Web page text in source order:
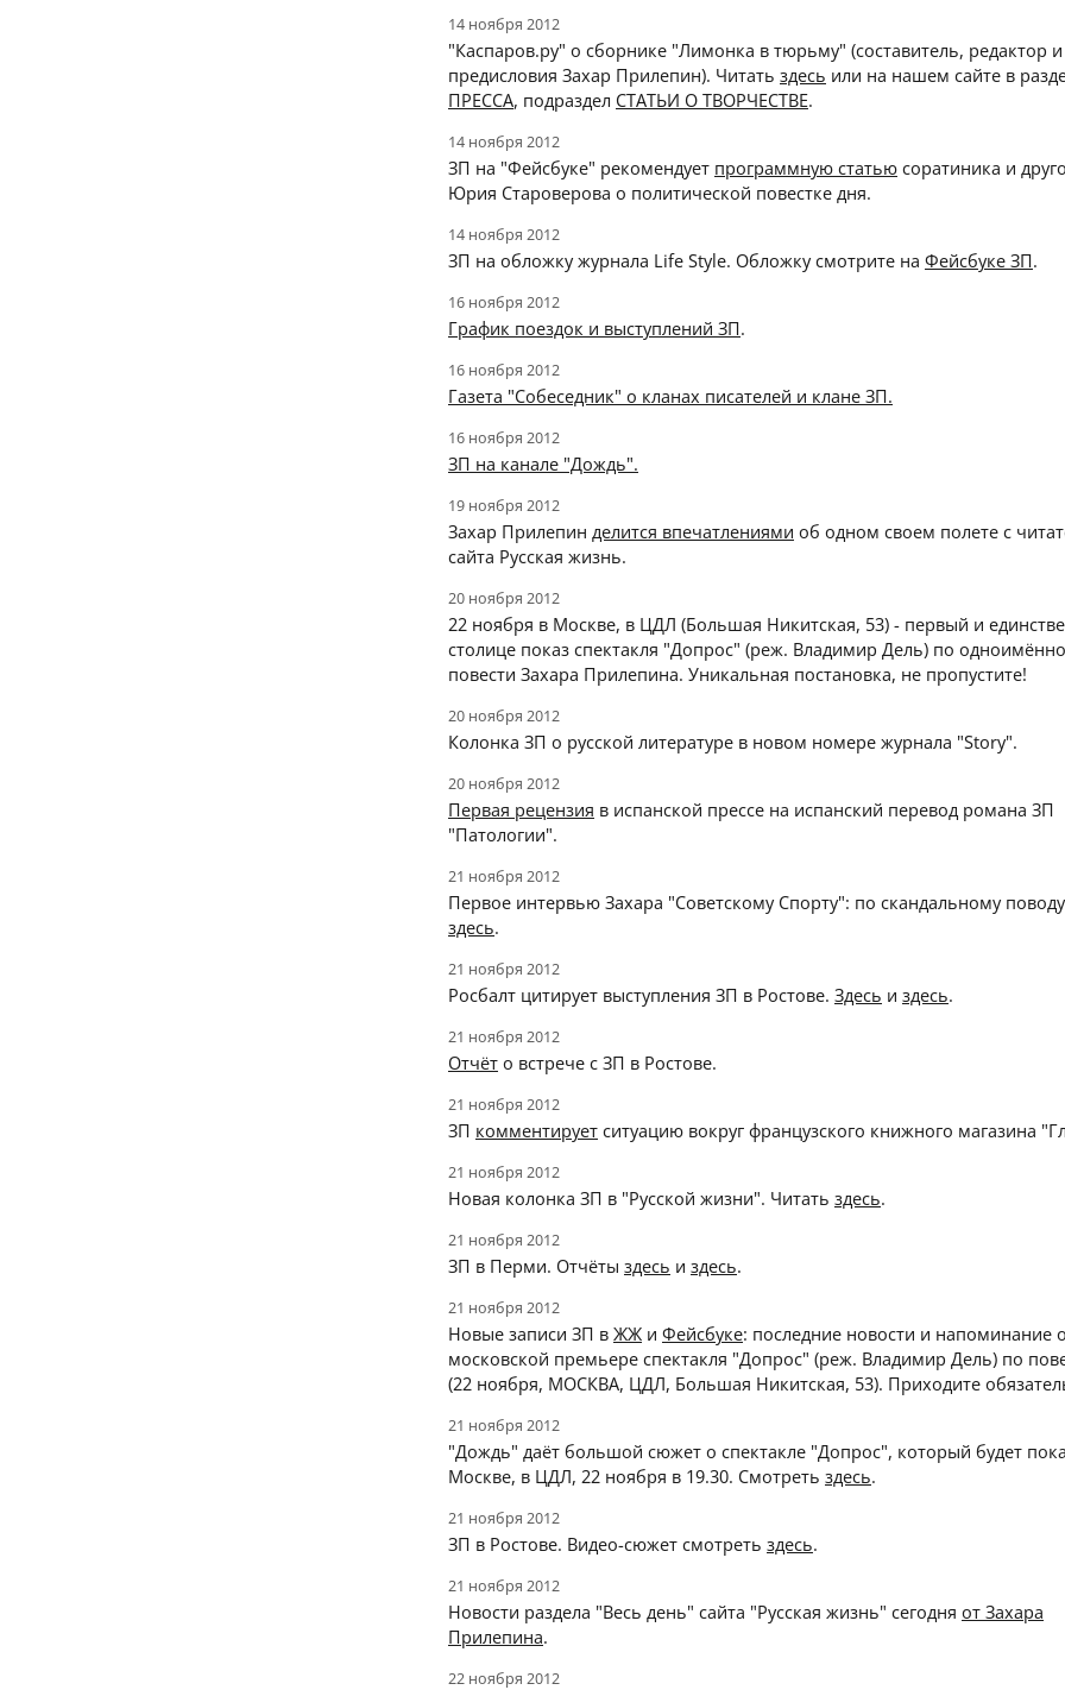
14 ноября 2012
"Каспаров.ру" о сборнике "Лимонка в тюрьму" (составитель, редактор и
предисловия Захар Прилепин). Читать здесь или на нашем сайте в
ПРЕССА, подраздел СТАТЬИ О ТВОРЧЕСТВЕ.
14 ноября 2012
ЗП на "Фейсбуке" рекомендует программную статью соратиника и
Юрия Староверова о политической повестке дня.
14 ноября 2012
ЗП на обложку журнала Life Style. Обложку смотрите на Фейсбуке ЗП.
16 ноября 2012
График поездок и выступлений ЗП.
16 ноября 2012
Газета "Собеседник" о кланах писателей и клане ЗП.
16 ноября 2012
ЗП на канале "Дождь".
19 ноября 2012
Захар Прилепин делится впечатлениями об одном своем полете с
сайта Русская жизнь.
20 ноября 2012
22 ноября в Москве, в ЦДЛ (Большая Никитская, 53) - первый и
столице показ спектакля "Допрос" (реж. Владимир Дель) по
повести Захара Прилепина. Уникальная постановка, не пропустите!
20 ноября 2012
Колонка ЗП о русской литературе в новом номере журнала "Story".
20 ноября 2012
Первая рецензия в испанской прессе на испанский перевод романа ЗП
"Патологии".
21 ноября 2012
Первое интервью Захара "Советскому Спорту": по скандальному
здесь.
21 ноября 2012
Росбалт цитирует выступления ЗП в Ростове. Здесь и здесь.
21 ноября 2012
Отчёт о встрече с ЗП в Ростове.
21 ноября 2012
ЗП комментирует ситуацию вокруг французского книжного магазина
21 ноября 2012
Новая колонка ЗП в "Русской жизни". Читать здесь.
21 ноября 2012
ЗП в Перми. Отчёты здесь и здесь.
21 ноября 2012
Новые записи ЗП в ЖЖ и Фейсбуке: последние новости и напоминание о
московской премьере спектакля "Допрос" (реж. Владимир Дель) по
(22 ноября, МОСКВА, ЦДЛ, Большая Никитская, 53). Приходите
21 ноября 2012
"Дождь" даёт большой сюжет о спектакле "Допрос", который будет
Москве, в ЦДЛ, 22 ноября в 19.30. Смотреть здесь.
21 ноября 2012
ЗП в Ростове. Видео-сюжет смотреть здесь.
21 ноября 2012
Новости раздела "Весь день" сайта "Русская жизнь" сегодня от Захара
Прилепина.
22 ноября 2012